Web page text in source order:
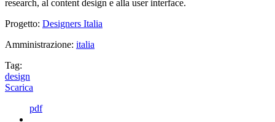
research, al content design e alla user interface.
Progetto: Designers Italia
Amministrazione: italia
Tag:
design
Scarica
pdf